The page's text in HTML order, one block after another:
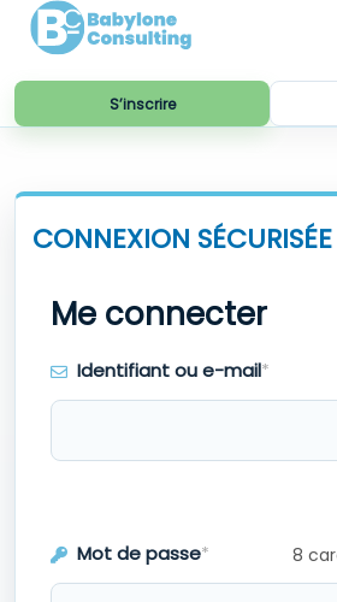
S’inscrire
Identifiant ou e-mail*
Mot de passe* 8